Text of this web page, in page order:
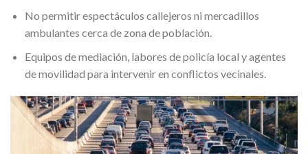
No permitir espectáculos callejeros ni mercadillos
ambulantes cerca de zona de población.
Equipos de mediación, labores de policía local y agentes
de movilidad para intervenir en conflictos vecinales.